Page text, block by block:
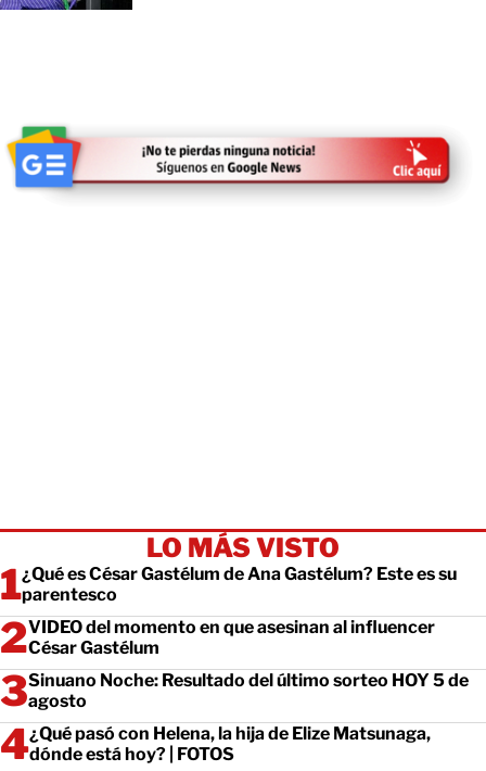
LO MÁS VISTO
¿Qué es César Gastélum de Ana Gastélum? Este es su
parentesco
VIDEO del momento en que asesinan al influencer
César Gastélum
Sinuano Noche: Resultado del último sorteo HOY 5 de
agosto
¿Qué pasó con Helena, la hija de Elize Matsunaga,
dónde está hoy? | FOTOS